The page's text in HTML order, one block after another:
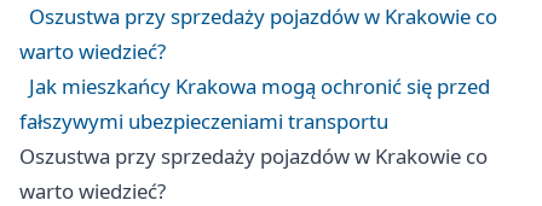
Oszustwa przy sprzedaży pojazdów w Krakowie co
warto wiedzieć?
Jak mieszkańcy Krakowa mogą ochronić się przed
fałszywymi ubezpieczeniami transportu
Oszustwa przy sprzedaży pojazdów w Krakowie co
warto wiedzieć?